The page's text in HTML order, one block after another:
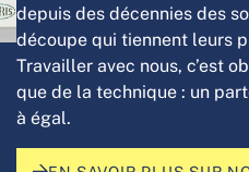
depuis des décennies des
découpe qui tiennent leurs
Travailler avec nous, c’est
que de la technique : un
à égal.